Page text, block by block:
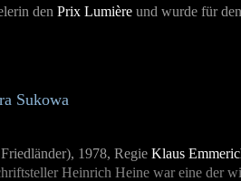
den Prix Lumière und wurde für den
Sukowa
1978, Regie Klaus
Heinrich Heine war eine der